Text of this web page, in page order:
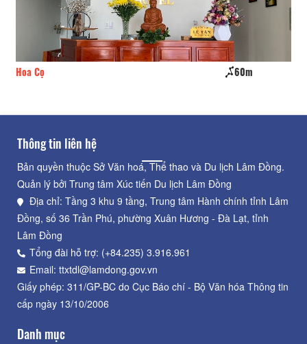
Hoa Cọ 60m
Thông tin liên hệ
Bản quyền thuộc Sở Văn hoá, Thể thao và Du lịch Lâm Đồng.
Quản lý bởi Trung tâm Xúc tiến Du lịch Lâm Đồng
Địa chỉ: Tầng 3 khu 9 tầng, Trung tâm Hành chính tỉnh Lâm
Đồng, số 36 Trần Phú, phường Xuân Hương - Đà Lạt, tỉnh
Lâm Đồng
Tổng đài hỗ trợ: (+84.235) 3.916.961
Email: ttxtdl@lamdong.gov.vn
Giấy phép: 311/GP-BC do Cục Báo chí - Bộ Văn hóa Thông tin
cấp ngày 13/10/2006
Danh mục